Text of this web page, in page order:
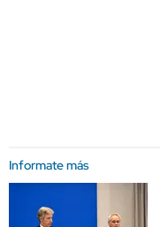
Informate más